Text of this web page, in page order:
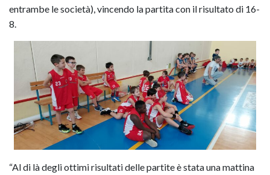
entrambe le società), vincendo la partita con il risultato di 16-
8.
“Al di là degli ottimi risultati delle partite è stata una mattina